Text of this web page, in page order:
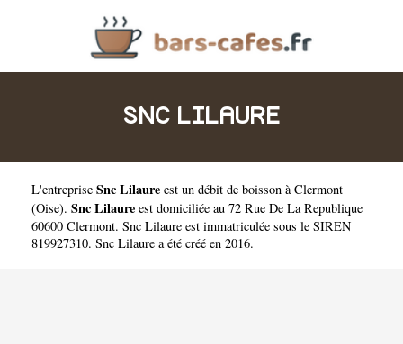
SNC LILAURE
L'entreprise Snc Lilaure est un débit de boisson à Clermont
(Oise). Snc Lilaure est domiciliée au 72 Rue De La Republique
60600 Clermont. Snc Lilaure est immatriculée sous le SIREN
819927310. Snc Lilaure a été créé en 2016.